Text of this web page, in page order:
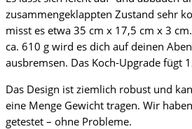
zusammengeklappten Zustand sehr
misst es etwa 35 cm x 17,5 cm x 3
ca. 610 g wird es dich auf deinen
ausbremsen. Das Koch-Upgrade fügt
Das Design ist ziemlich robust und
eine Menge Gewicht tragen. Wir
getestet – ohne Probleme.